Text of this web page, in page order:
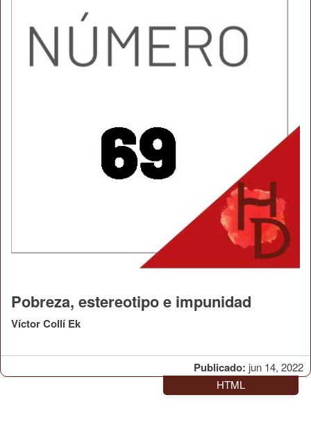
Publicado: jun 14, 2022
Pobreza, estereotipo e impunidad
Víctor Collí Ek
HTML